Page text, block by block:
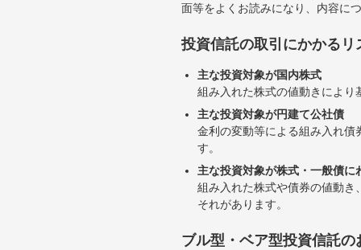
面等をよくお読みになり、内容に
投資信託の取引にかかるリ
主な投資対象が国内株式
組み入れた株式の値動きによ
主な投資対象が円建て公社債
金利の変動等による組み入れ
す。
主な投資対象が株式・一般債
組み入れた株式や債券の値動
それがあります。
ブル型・ベア型投資信託